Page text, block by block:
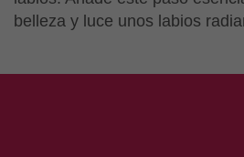
belleza y luce unos labios